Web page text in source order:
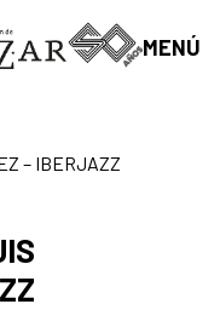
MENÚ
– IBERJAZZ